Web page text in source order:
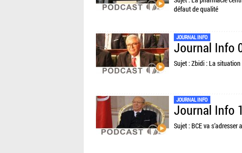
défaut de qualité
JOURNAL INFO
Journal Info
Sujet : Zbidi : La
JOURNAL INFO
Journal Info
Sujet : BCE va